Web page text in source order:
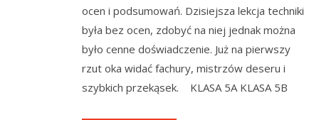
ocen i podsumowań. Dzisiejsza lekcja techniki
była bez ocen, zdobyć na niej jednak można
było cenne doświadczenie. Już na pierwszy
rzut oka widać fachury, mistrzów deseru i
szybkich przekąsek. KLASA 5A KLASA 5B